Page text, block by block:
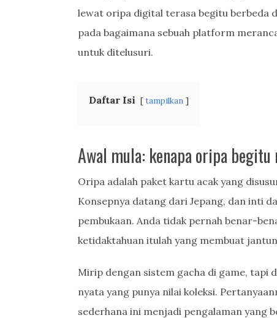
lewat oripa digital terasa begitu berbeda
pada bagaimana sebuah platform
untuk ditelusuri.
Daftar Isi tampilkan
Awal mula: kenapa oripa
Oripa adalah paket kartu acak yang
Konsepnya datang dari Jepang, dan inti
pembukaan. Anda tidak pernah benar-
ketidaktahuan itulah yang membuat
Mirip dengan sistem gacha di game, tapi
nyata yang punya nilai koleksi.
sederhana ini menjadi pengalaman yang